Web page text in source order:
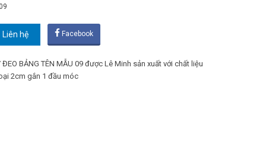
Liên hệ Facebook
ĐEO BẢNG TÊN MẪU 09 được Lê Minh sản xuất với chất liệu
2cm gắn 1 đầu móc